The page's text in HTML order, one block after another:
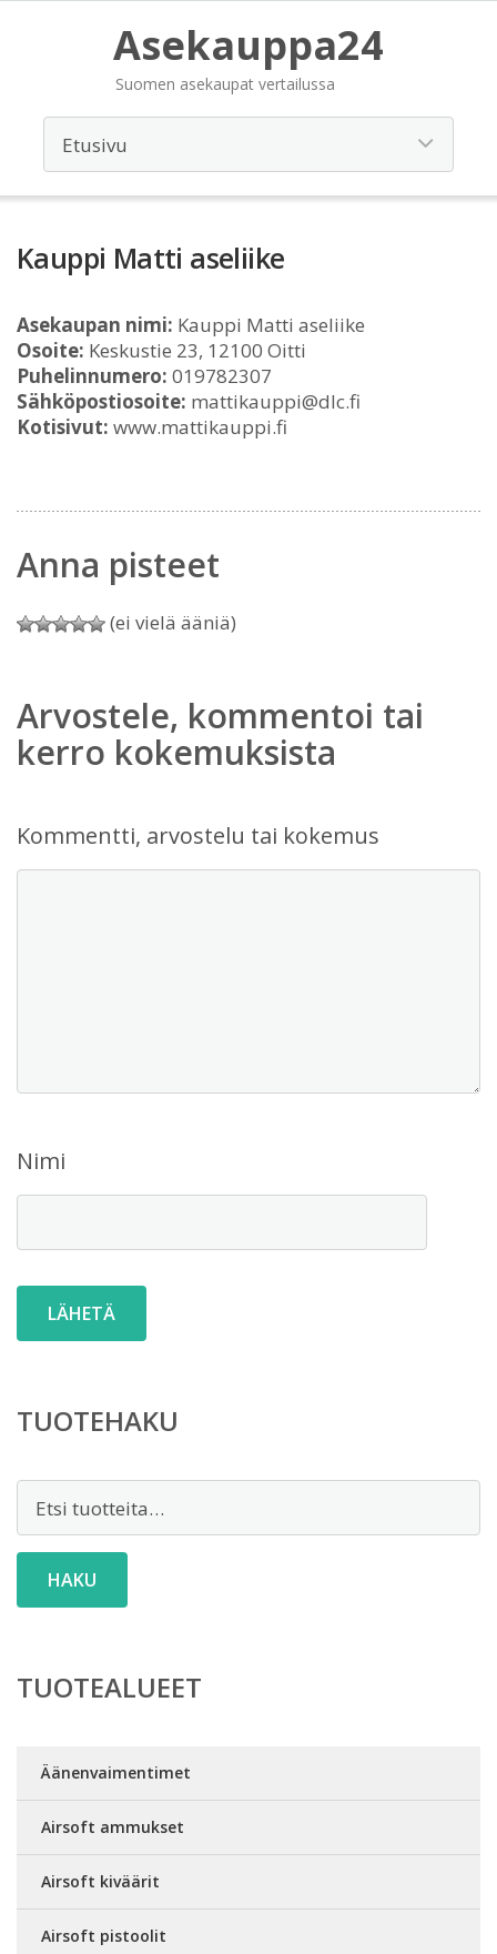
Asekauppa24
Suomen asekaupat vertailussa
Kauppi Matti aseliike
Asekaupan nimi: Kauppi Matti aseliike
Osoite: Keskustie 23, 12100 Oitti
Puhelinnumero: 019782307
Sähköpostiosoite: mattikauppi@dlc.fi
Kotisivut: www.mattikauppi.fi
Anna pisteet
(ei vielä ääniä)
Arvostele, kommentoi tai
kerro kokemuksista
Kommentti, arvostelu tai kokemus
Nimi
TUOTEHAKU
HAKU
TUOTEALUEET
Äänenvaimentimet
Airsoft ammukset
Airsoft kiväärit
Airsoft pistoolit